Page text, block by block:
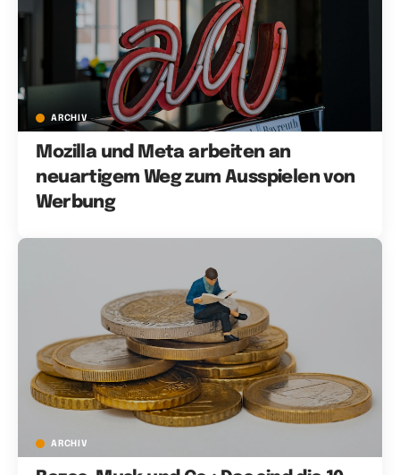
ARCHIV
Mozilla und Meta arbeiten an
neuartigem Weg zum Ausspielen von
Werbung
ARCHIV